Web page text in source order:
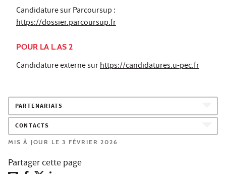
Candidature sur Parcoursup :
https://dossier.parcoursup.fr
POUR LA L.AS 2
Candidature externe surhttps://candidatures.u-pec.fr
PARTENARIATS
CONTACTS
MIS À JOUR LE 3 FÉVRIER 2026
Partager cette page